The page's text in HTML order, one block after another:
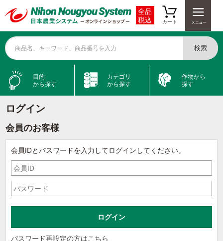
全品
税込
カート
商品名、キーワード、商品番号を入力 検索
目的
から探す
カテゴリ
から探す
作物から
探す
ログイン
会員のお客様
会員IDとパスワードを入力してログインしてください。
パスワード再設定の方はこちら